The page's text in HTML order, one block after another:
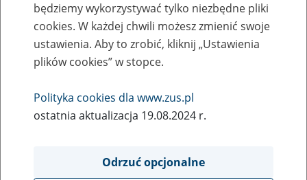
Renta z tytułu niezdolności do pracy –
obowiązki płatników składek
Rodzaj wydarzenia
Szkolenia
będziemy wykorzystywać tylko niezbędne pliki
cookies. W każdej chwili możesz zmienić swoje
ustawienia. Aby to zrobić, kliknij „Ustawienia
plików cookies” w stopce.
Polityka cookies dla www.zus.pl
ostatnia aktualizacja 19.08.2024 r.
Odrzuć opcjonalne